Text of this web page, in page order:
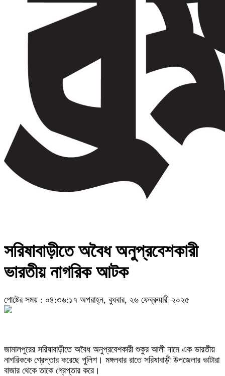
সরিষাবাড়ীতে অবৈধ অনুপ্রবেশকারী
ভারতীয় নাগরিক আটক
পোষ্টের সময় : ০৪:৩৬:১৭ অপরাহ্ন, বুধবার, ২৬ ফেব্রুয়ারী ২০২৫
জামালপুরের সরিষাবাড়ীতে অবৈধ অনুপ্রবেশকারী শুকুর আলী নামে এক ভারতীয়
নাগরিককে গ্রেপ্তার করেছে পুলিশ। মঙ্গলবার রাতে সরিষাবাড়ী উপজেলার ভাটারা
বাজার থেকে তাকে গ্রেপ্তার করে।